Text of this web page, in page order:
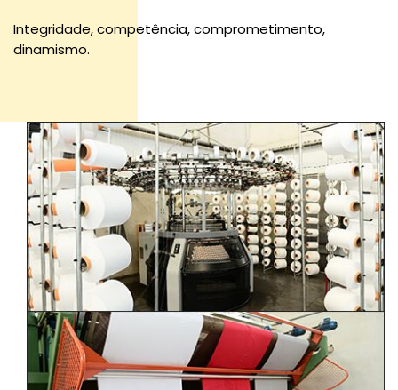
Integridade, competência, comprometimento,
dinamismo.